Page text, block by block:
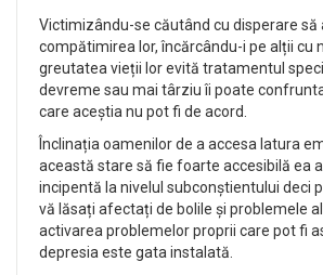
Victimizându-se căutând cu disperare să
compătimirea lor, încărcându-i pe alții cu
greutatea vieții lor evită tratamentul
devreme sau mai târziu îi poate
care aceștia nu pot fi de acord.
Înclinația oamenilor de a accesa latura
această stare să fie foarte accesibilă ea
incipentă la nivelul subconștientului deci
vă lăsați afectați de bolile și problemele
activarea problemelor proprii care pot fi
depresia este gata instalată.